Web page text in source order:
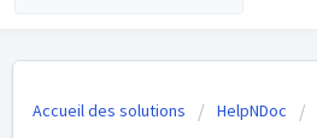
Accueil des solutions HelpNDoc